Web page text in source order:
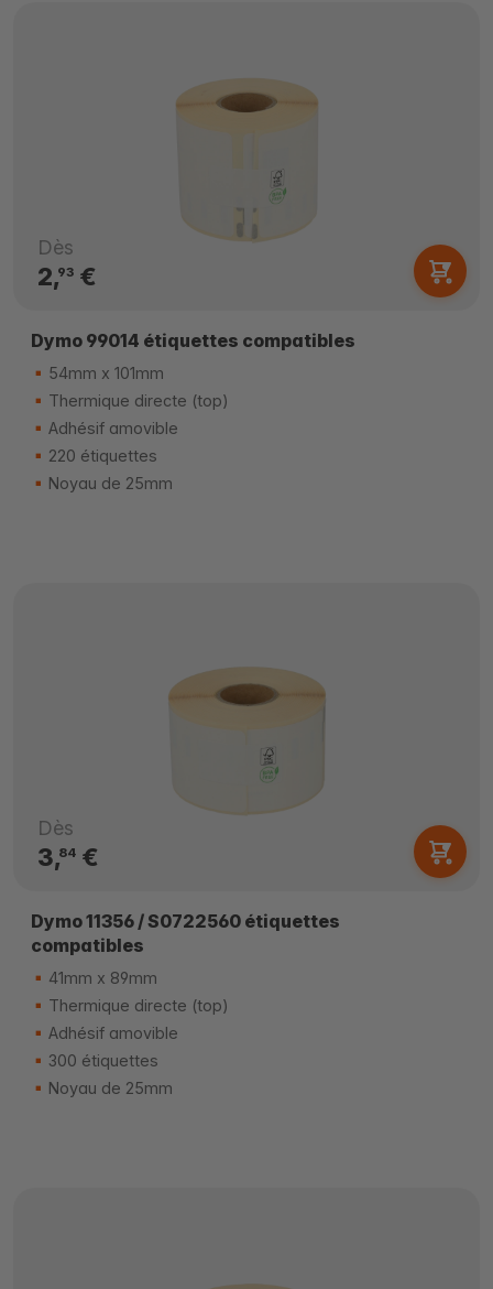
Dès
2,93€
Dymo 99014 étiquettes compatibles
54mm x 101mm
Thermique directe (top)
Adhésif amovible
220 étiquettes
Noyau de 25mm
Dès
3,84€
Dymo 11356 / S0722560 étiquettes
compatibles
41mm x 89mm
Thermique directe (top)
Adhésif amovible
300 étiquettes
Noyau de 25mm